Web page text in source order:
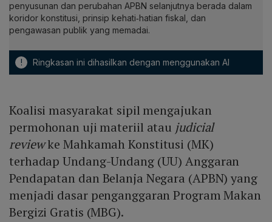
penyusunan dan perubahan APBN selanjutnya berada dalam
koridor konstitusi, prinsip kehati‑hatian fiskal, dan
pengawasan publik yang memadai.
! Ringkasan ini dihasilkan dengan menggunakan AI
Koalisi masyarakat sipil mengajukan
permohonan uji materiil atau judicial
reviewke Mahkamah Konstitusi (MK)
terhadap Undang-Undang (UU) Anggaran
Pendapatan dan Belanja Negara (APBN) yang
menjadi dasar penganggaran Program Makan
Bergizi Gratis (MBG).